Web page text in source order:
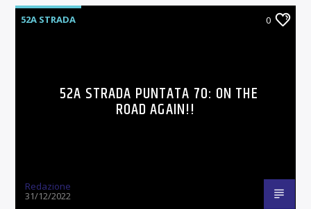
52A STRADA 0
52A STRADA PUNTATA 70: ON THE
ROAD AGAIN!!
Redazione
31/12/2022